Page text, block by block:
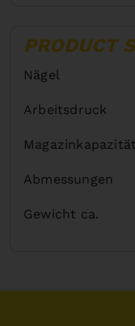
PRODUCT
Nägel
Arbeitsdruck
Magazinkapazität
Abmessungen
Gewicht ca.